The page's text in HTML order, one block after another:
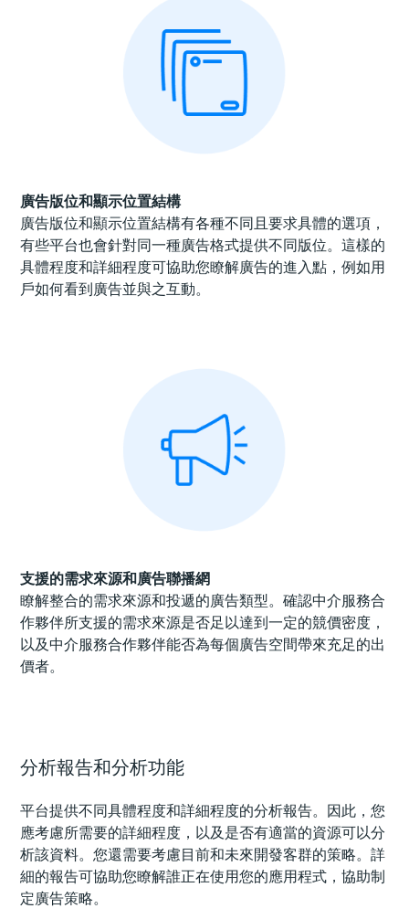
廣告版位和顯示位置結構
廣告版位和顯示位置結構有各種不同且要求具體的選項，
有些平台也會針對同一種廣告格式提供不同版位。這樣的
具體程度和詳細程度可協助您瞭解廣告的進入點，例如用
戶如何看到廣告並與之互動。
支援的需求來源和廣告聯播網
瞭解整合的需求來源和投遞的廣告類型。確認中介服務合
作夥伴所支援的需求來源是否足以達到一定的競價密度，
以及中介服務合作夥伴能否為每個廣告空間帶來充足的出
價者。
分析報告和分析功能
平台提供不同具體程度和詳細程度的分析報告。因此，您
應考慮所需要的詳細程度，以及是否有適當的資源可以分
析該資料。您還需要考慮目前和未來開發客群的策略。詳
細的報告可協助您瞭解誰正在使用您的應用程式，協助制
定廣告策略。